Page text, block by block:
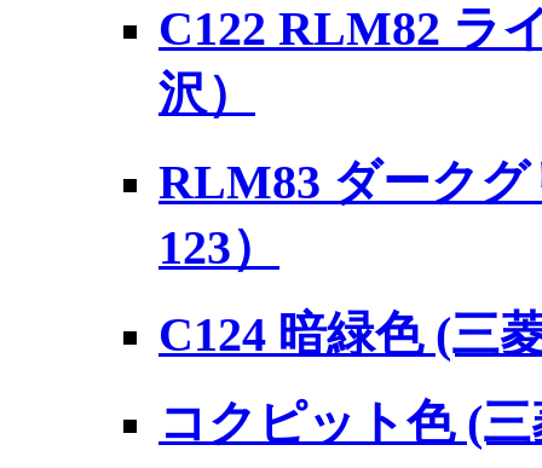
C122 RLM82 ラ
沢）
RLM83 ダーク
123）
C124 暗緑色 (三
コクピット色 (